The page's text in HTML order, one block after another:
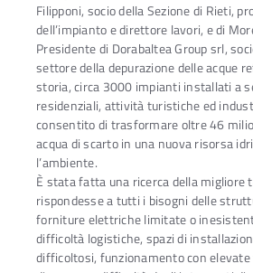
Filipponi, socio della Sezione di Rieti,
dell’impianto e direttore lavori, e di
Presidente di Dorabaltea Group srl,
settore della depurazione delle acque
storia, circa 3000 impianti installati a
residenziali, attività turistiche ed
consentito di trasformare oltre 46
acqua di scarto in una nuova risorsa
l’ambiente.
È stata fatta una ricerca della migliore
rispondesse a tutti i bisogni delle
forniture elettriche limitate o
difficoltà logistiche, spazi di
difficoltosi, funzionamento con